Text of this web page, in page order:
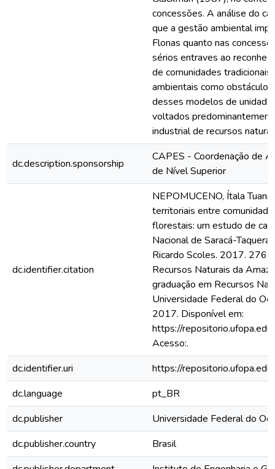
concessões. A análise do
que a gestão ambiental
Flonas quanto nas
sérios entraves ao
de comunidades
ambientais como
desses modelos de
voltados
industrial de recursos
dc.description.sponsorship
CAPES - Coordenação de
de Nível Superior
dc.identifier.citation
NEPOMUCENO, Ítala
territoriais entre
florestais: um estudo de
Nacional de Saracá-
Ricardo Scoles. 2017. 276
Recursos Naturais da
graduação em Recursos
Universidade Federal do
2017. Disponível em:
https://
Acesso:.
dc.identifier.uri
https://
dc.language
pt_BR
dc.publisher
Universidade Federal do
dc.publisher.country
Brasil